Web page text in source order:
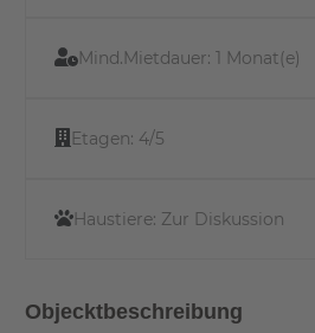
Mind.Mietdauer: 1 Monat(e)
Etagen: 4/5
Haustiere: Zur Diskussion
Objecktbeschreibung